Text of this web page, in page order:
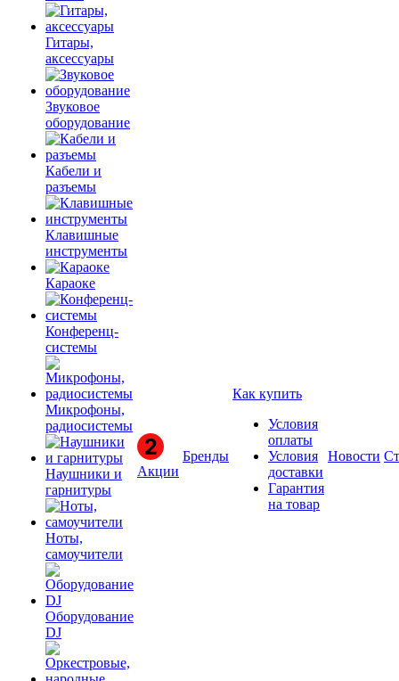
Гитары,
аксессуары
Звуковое
оборудование
Кабели и
разъемы
Клавишные
инструменты
Караоке
Конференц-
системы
Микрофоны,
радиосистемы
Наушники и
гарнитуры
Ноты,
самоучители
Оборудование
DJ
Акции
Бренды
Как купить
Условия
оплаты
Условия
доставки
Гарантия
на товар
Новости